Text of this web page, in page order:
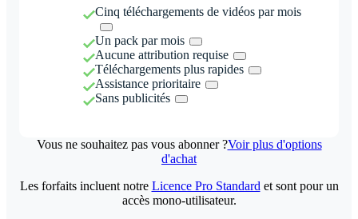
Cinq téléchargements de vidéos par mois
Un pack par mois
Aucune attribution requise
Téléchargements plus rapides
Assistance prioritaire
Sans publicités
Vous ne souhaitez pas vous abonner ?Voir plus d'options
d'achat
Les forfaits incluent notre Licence Pro Standard et sont pour un
accès mono-utilisateur.